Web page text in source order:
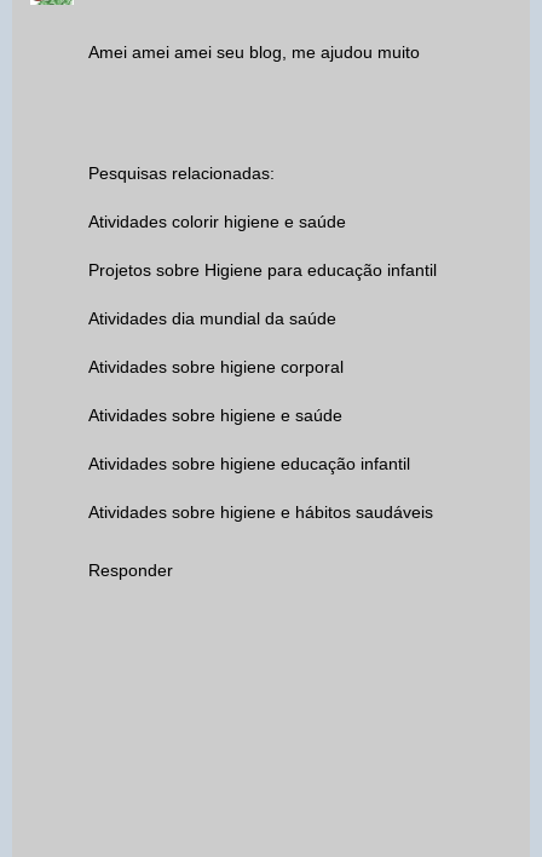
Amei amei amei seu blog, me ajudou muito
Pesquisas relacionadas:
Atividades colorir higiene e saúde
Projetos sobre Higiene para educação infantil
Atividades dia mundial da saúde
Atividades sobre higiene corporal
Atividades sobre higiene e saúde
Atividades sobre higiene educação infantil
Atividades sobre higiene e hábitos saudáveis
Responder